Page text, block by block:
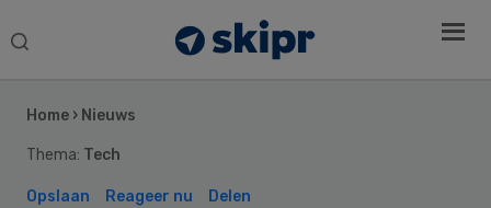
Search
Home › Nieuws
Thema: Tech
Opslaan Reageer nu Delen
Sidebar